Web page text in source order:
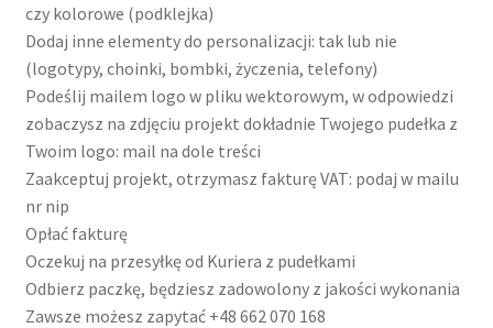
czy kolorowe (podklejka)
Dodaj inne elementy do personalizacji: tak lub nie
(logotypy, choinki, bombki, życzenia, telefony)
Podeślij mailem logo w pliku wektorowym, w odpowiedzi
zobaczysz na zdjęciu projekt dokładnie Twojego pudełka z
Twoim logo: mail na dole treści
Zaakceptuj projekt, otrzymasz fakturę VAT: podaj w mailu
nr nip
Opłać fakturę
Oczekuj na przesyłkę od Kuriera z pudełkami
Odbierz paczkę, będziesz zadowolony z jakości wykonania
Zawsze możesz zapytać +48 662 070 168